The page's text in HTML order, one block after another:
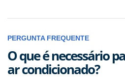
PERGUNTA FREQUENTE
O que é necessário
ar condicionado?